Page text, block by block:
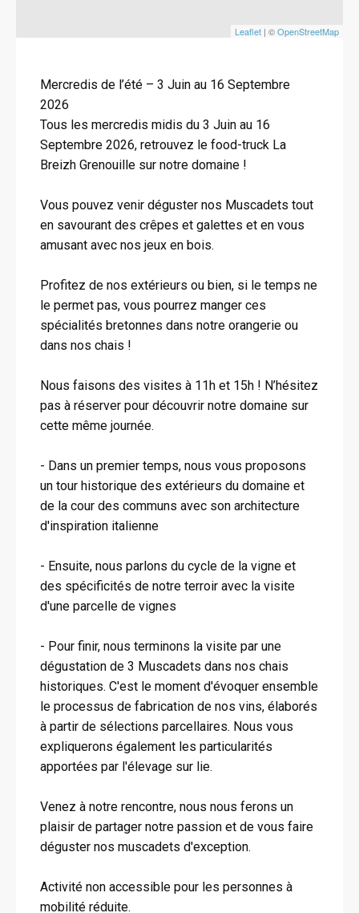
Leaflet | ©OpenStreetMap
Mercredis de l’été – 3 Juin au 16 Septembre
2026
Tous les mercredis midis du 3 Juin au 16
Septembre 2026, retrouvez le food-truck La
Breizh Grenouille sur notre domaine !
Vous pouvez venir déguster nos Muscadets tout
en savourant des crêpes et galettes et en vous
amusant avec nos jeux en bois.
Profitez de nos extérieurs ou bien, si le temps ne
le permet pas, vous pourrez manger ces
spécialités bretonnes dans notre orangerie ou
dans nos chais !
Nous faisons des visites à 11h et 15h ! N’hésitez
pas à réserver pour découvrir notre domaine sur
cette même journée.
- Dans un premier temps, nous vous proposons
un tour historique des extérieurs du domaine et
de la cour des communs avec son architecture
d'inspiration italienne
- Ensuite, nous parlons du cycle de la vigne et
des spécificités de notre terroir avec la visite
d'une parcelle de vignes
- Pour finir, nous terminons la visite par une
dégustation de 3 Muscadets dans nos chais
historiques. C'est le moment d'évoquer ensemble
le processus de fabrication de nos vins, élaborés
à partir de sélections parcellaires. Nous vous
expliquerons également les particularités
apportées par l'élevage sur lie.
Venez à notre rencontre, nous nous ferons un
plaisir de partager notre passion et de vous faire
déguster nos muscadets d'exception.
Activité non accessible pour les personnes à
mobilité réduite.